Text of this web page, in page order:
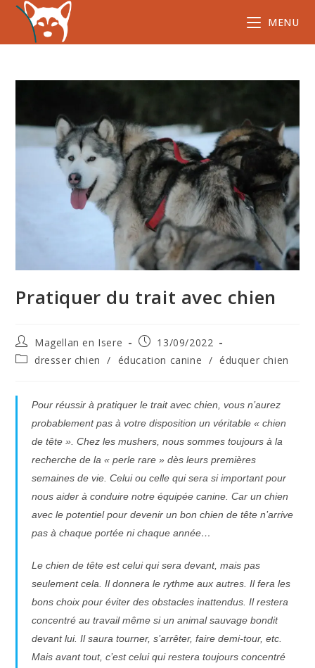
Skip
content
MENU
Pratiquer du trait avec chien
Auteur/autrice
de
la
Magellan en Isere
Publication
publiée :
13/09/2022
Postdresser chien / éducation canine / éduquer chien
Pour réussir à pratiquer le trait avec chien, vous n’aurez
probablement pas à votre disposition un véritable « chien
de tête ». Chez les mushers, nous sommes toujours à la
recherche de la « perle rare » dès leurs premières
semaines de vie. Celui ou celle qui sera si important pour
nous aider à conduire notre équipée canine. Car un chien
avec le potentiel pour devenir un bon chien de tête n’arrive
pas à chaque portée ni chaque année…
Le chien de tête est celui qui sera devant, mais pas
seulement cela. Il donnera le rythme aux autres. Il fera les
bons choix pour éviter des obstacles inattendus. Il restera
concentré au travail même si un animal sauvage bondit
devant lui. Il saura tourner, s’arrêter, faire demi-tour, etc.
Mais avant tout, c’est celui qui restera toujours concentré